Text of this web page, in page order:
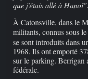
que j'étais allé à Hanoï".
À Catonsville, dans le
militants, connus sous
se sont introduits dans
1968. Ils ont emporté
sur le parking. Berrigan
fédérale.